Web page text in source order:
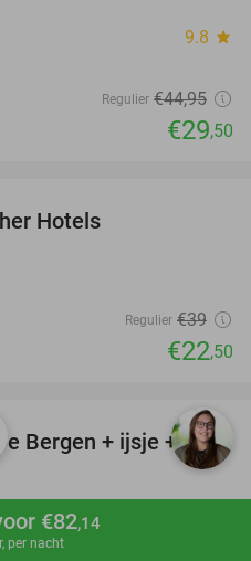
nu€82,14
per nacht
9.8 star
Regulier €44,95
€29,50
Hotels
Regulier €39
€22,50
48%
Bergen + ijsje +